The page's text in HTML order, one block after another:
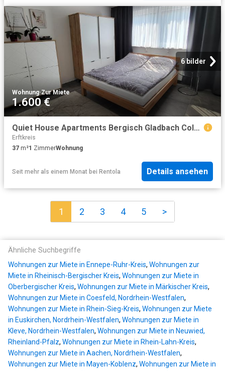
6 bilder
Wohnung·Zur Miete
1.600 €
Quiet House Apartments Bergisch Gladbach Cologne Leverkusen
Erftkreis
37 m²1 ZimmerWohnung
Seit mehr als einem Monat bei Rentola Details ansehen
1 2 3 4 5 >
Ähnliche Suchbegriffe
Wohnungen zur Miete in Ennepe-Ruhr-Kreis, Wohnungen zur
Miete in Rheinisch-Bergischer Kreis, Wohnungen zur Miete in
Oberbergischer Kreis, Wohnungen zur Miete in Märkischer Kreis,
Wohnungen zur Miete in Coesfeld, Nordrhein-Westfalen,
Wohnungen zur Miete in Rhein-Sieg-Kreis, Wohnungen zur Miete
in Euskirchen, Nordrhein-Westfalen, Wohnungen zur Miete in
Kleve, Nordrhein-Westfalen, Wohnungen zur Miete in Neuwied,
Rheinland-Pfalz, Wohnungen zur Miete in Rhein-Lahn-Kreis,
Wohnungen zur Miete in Aachen, Nordrhein-Westfalen,
Wohnungen zur Miete in Mayen-Koblenz, Wohnungen zur Miete in